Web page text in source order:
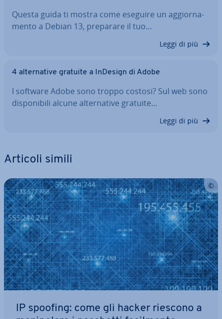
Questa guida ti mostra come eseguire un ag­gior­na­
men­to a Debian 13, preparare il tuo…
Leggi di più
4 al­ter­na­ti­ve gratuite a InDesign di Adobe
I software Adobe sono troppo costosi? Sul web sono
di­spo­ni­bi­li alcune al­ter­na­ti­ve gratuite…
Leggi di più
Articoli simili
IP spoofing: come gli hacker riescono a